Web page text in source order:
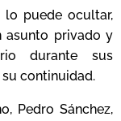
lo puede ocultar,
asunto privado y
durante sus
continuidad.
Pedro Sánchez,